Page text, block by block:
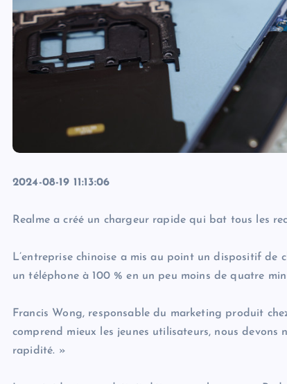
2024-08-19 11:13:06
Realme a créé un chargeur rapide qui bat tous les
L’entreprise chinoise a mis au point un dispositif de
un téléphone à 100 % en un peu moins de quatre
Francis Wong, responsable du marketing produit
comprend mieux les jeunes utilisateurs, nous
rapidité. »